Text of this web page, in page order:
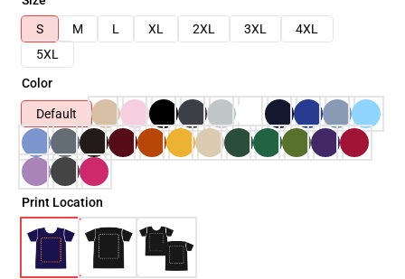
S
M L XL 2XL 3XL
4XL
5XL
Color
Default
Print Location